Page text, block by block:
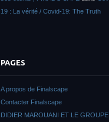
19 : La vérité / Covid-19: The Truth
PAGES
A propos de Finalscape
Contacter Finalscape
DIDIER MAROUANI ET LE GROUPE